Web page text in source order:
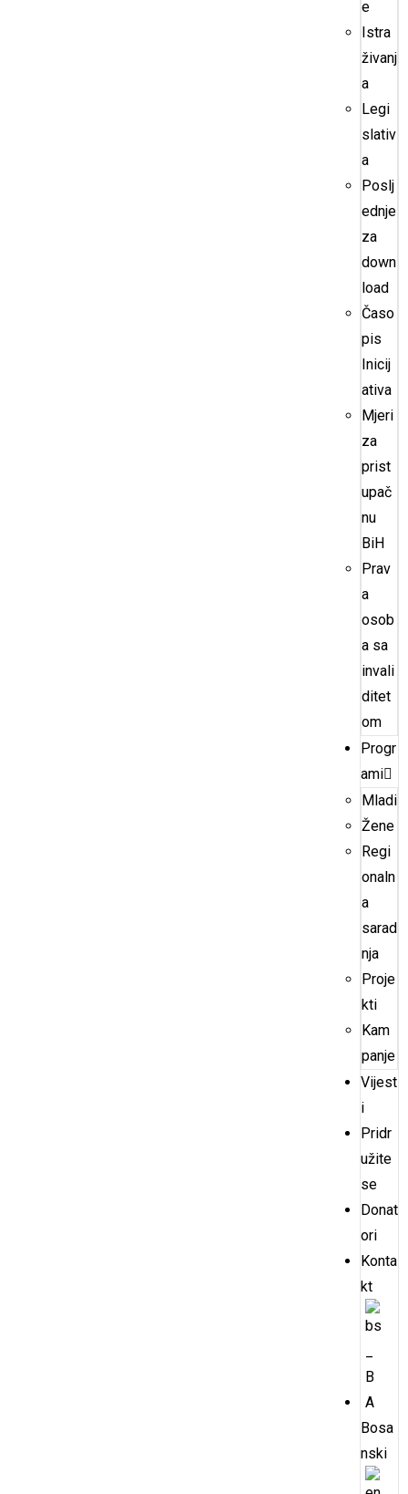
e
Istra
živanj
a
Legi
slativ
a
Poslj
ednje
za
down
load
Časo
pis
Inicij
ativa
Mjeri
za
prist
upač
nu
BiH
Prav
a
osob
a sa
invali
ditet
om
Progr
ami
Mladi
Žene
Regi
onaln
a
sarad
nja
Proje
kti
Kam
panje
Vijest
i
Pridr
užite
se
Donat
ori
Konta
kt
Bosa
nski